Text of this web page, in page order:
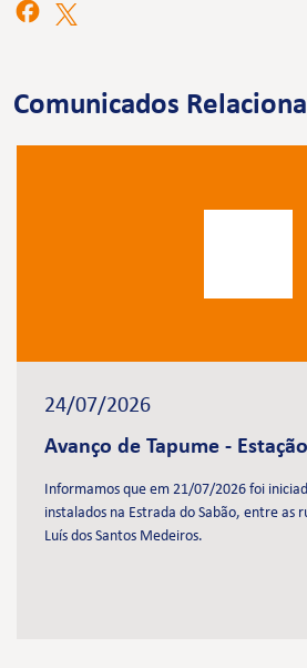
Comunicados
24/07/2026
Avanço de Tapume -
Informamos que em 21/07/2026 foi
instalados na Estrada do Sabão, entre as
Luís dos Santos Medeiros.